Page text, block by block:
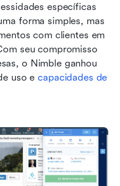
específicas
forma simples, mas
com clientes em
seu compromisso
o Nimble ganhou
uso e capacidades de